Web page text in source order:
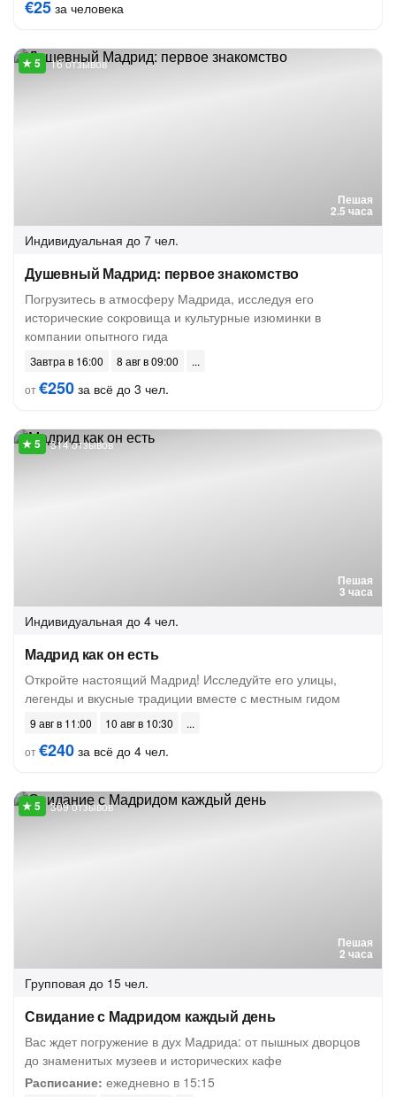
€25 за человека
Пешая
2.5 часа
16 отзывов
Индивидуальная до 7 чел.
Душевный Мадрид: первое знакомство
Погрузитесь в атмосферу Мадрида, исследуя его
исторические сокровища и культурные изюминки в
компании опытного гида
Завтра в 16:00
8 авг в 09:00
от€250 за всё до 3 чел.
Пешая
3 часа
314 отзывов
Индивидуальная до 4 чел.
Мадрид как он есть
Откройте настоящий Мадрид! Исследуйте его улицы,
легенды и вкусные традиции вместе с местным гидом
9 авг в 11:00
10 авг в 10:30
от€240 за всё до 4 чел.
Пешая
2 часа
309 отзывов
Групповая до 15 чел.
Свидание с Мадридом каждый день
Вас ждет погружение в дух Мадрида: от пышных дворцов
до знаменитых музеев и исторических кафе
Расписание: ежедневно в 15:15